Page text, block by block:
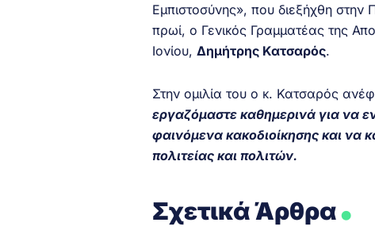
Εμπιστοσύνης», που διεξήχθη
πρωί, ο Γενικός Γραμματέας της
Ιονίου, Δημήτρης Κατσαρός.
Στην ομιλία του ο κ. Κατσαρός
εργαζόμαστε καθημερινά για να
φαινόμενα κακοδιοίκησης και να
πολιτείας και πολιτών.
Σχετικά Άρθρα.